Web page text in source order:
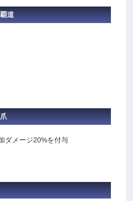
道
ダメージ20%を付与